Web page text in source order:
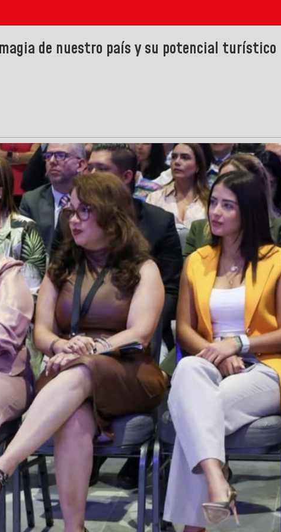
de nuestro país y su potencial turístico